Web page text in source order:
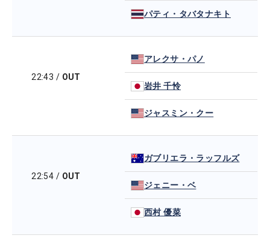
パティ・タバタナキト
22:43 / OUT
アレクサ・パノ
岩井 千怜
ジャスミン・クー
22:54 / OUT
ガブリエラ・ラッフルズ
ジェニー・ベ
西村 優菜